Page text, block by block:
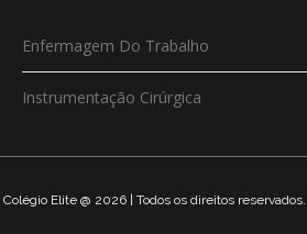
Enfermagem Do Trabalho
Instrumentação Cirúrgica
Colégio Elite @ 2026 | Todos os direitos